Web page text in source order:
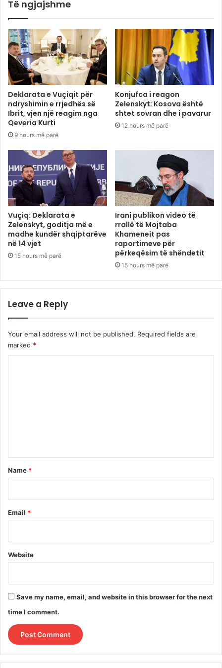
Të ngjajshme
Deklarata e Vuçiqit për
ndryshimin e rrjedhës së
Ibrit, vjen një reagim nga
Qeveria Kurti
9 hours më parë
Konjufca i reagon
Zelenskyt: Kosova është
shtet sovran dhe i pavarur
12 hours më parë
Vuçiq: Deklarata e
Zelenskyt, goditja më e
madhe kundër shqiptarëve
në 14 vjet
15 hours më parë
Irani publikon video të
rrallë të Mojtaba
Khameneit pas
raportimeve për
përkeqësim të shëndetit
15 hours më parë
Leave a Reply
Your email address will not be published. Required fields are
marked *
*
Name *
Email *
Website
Save my name, email, and website in this browser for the next
time I comment.